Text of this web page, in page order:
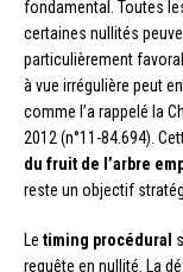
fondamental. Toutes
certaines nullités
particulièrement
à vue irrégulière peut
comme l’a rappelé la
2012 (n°11-84.694).
du fruit de l’arbre
reste un objectif
Le timing procédural
requête en nullité. La